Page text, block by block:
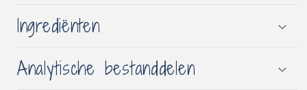
Ingrediënten
Analytische bestanddelen